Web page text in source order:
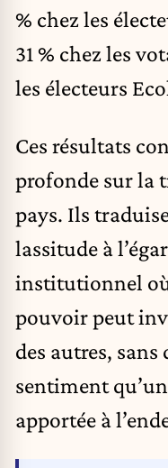
% chez les
31 % chez les
les électeurs
Ces résultats
profonde sur la
pays. Ils
lassitude à
institutionnel
pouvoir peut
des autres,
sentiment
apportée à